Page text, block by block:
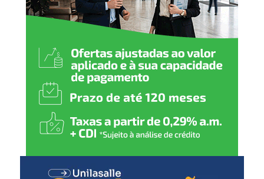
oportunidades. Neste 1º de
maio, reafirmamos nosso
compromisso em valorizar
o trabalhador, garantir
direitos e seguir investindo
em políticas públicas que
gerem emprego, renda e
mais qualidade de vida para
todos”, comenta.